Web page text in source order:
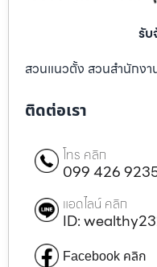
รั
สวนแนวตั้ง สวนสำนักง
ติดต่อเรา
โทร คลิก
099 426
แอดไลน์ คลิก
ID:
Facebook คลิก